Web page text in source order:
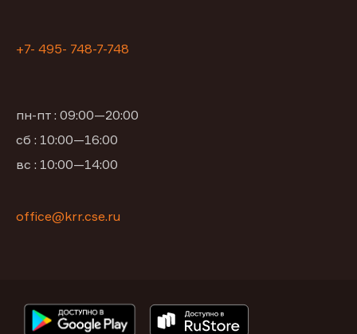
+7- 495- 748-7-748
пн-пт : 09:00—20:00
сб : 10:00—16:00
вс : 10:00—14:00
office@krr.cse.ru